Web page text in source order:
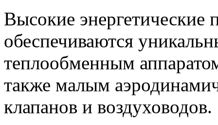
Высокие энергетические
обеспечиваются
теплообменным
также малым
клапанов и воздуховодов.